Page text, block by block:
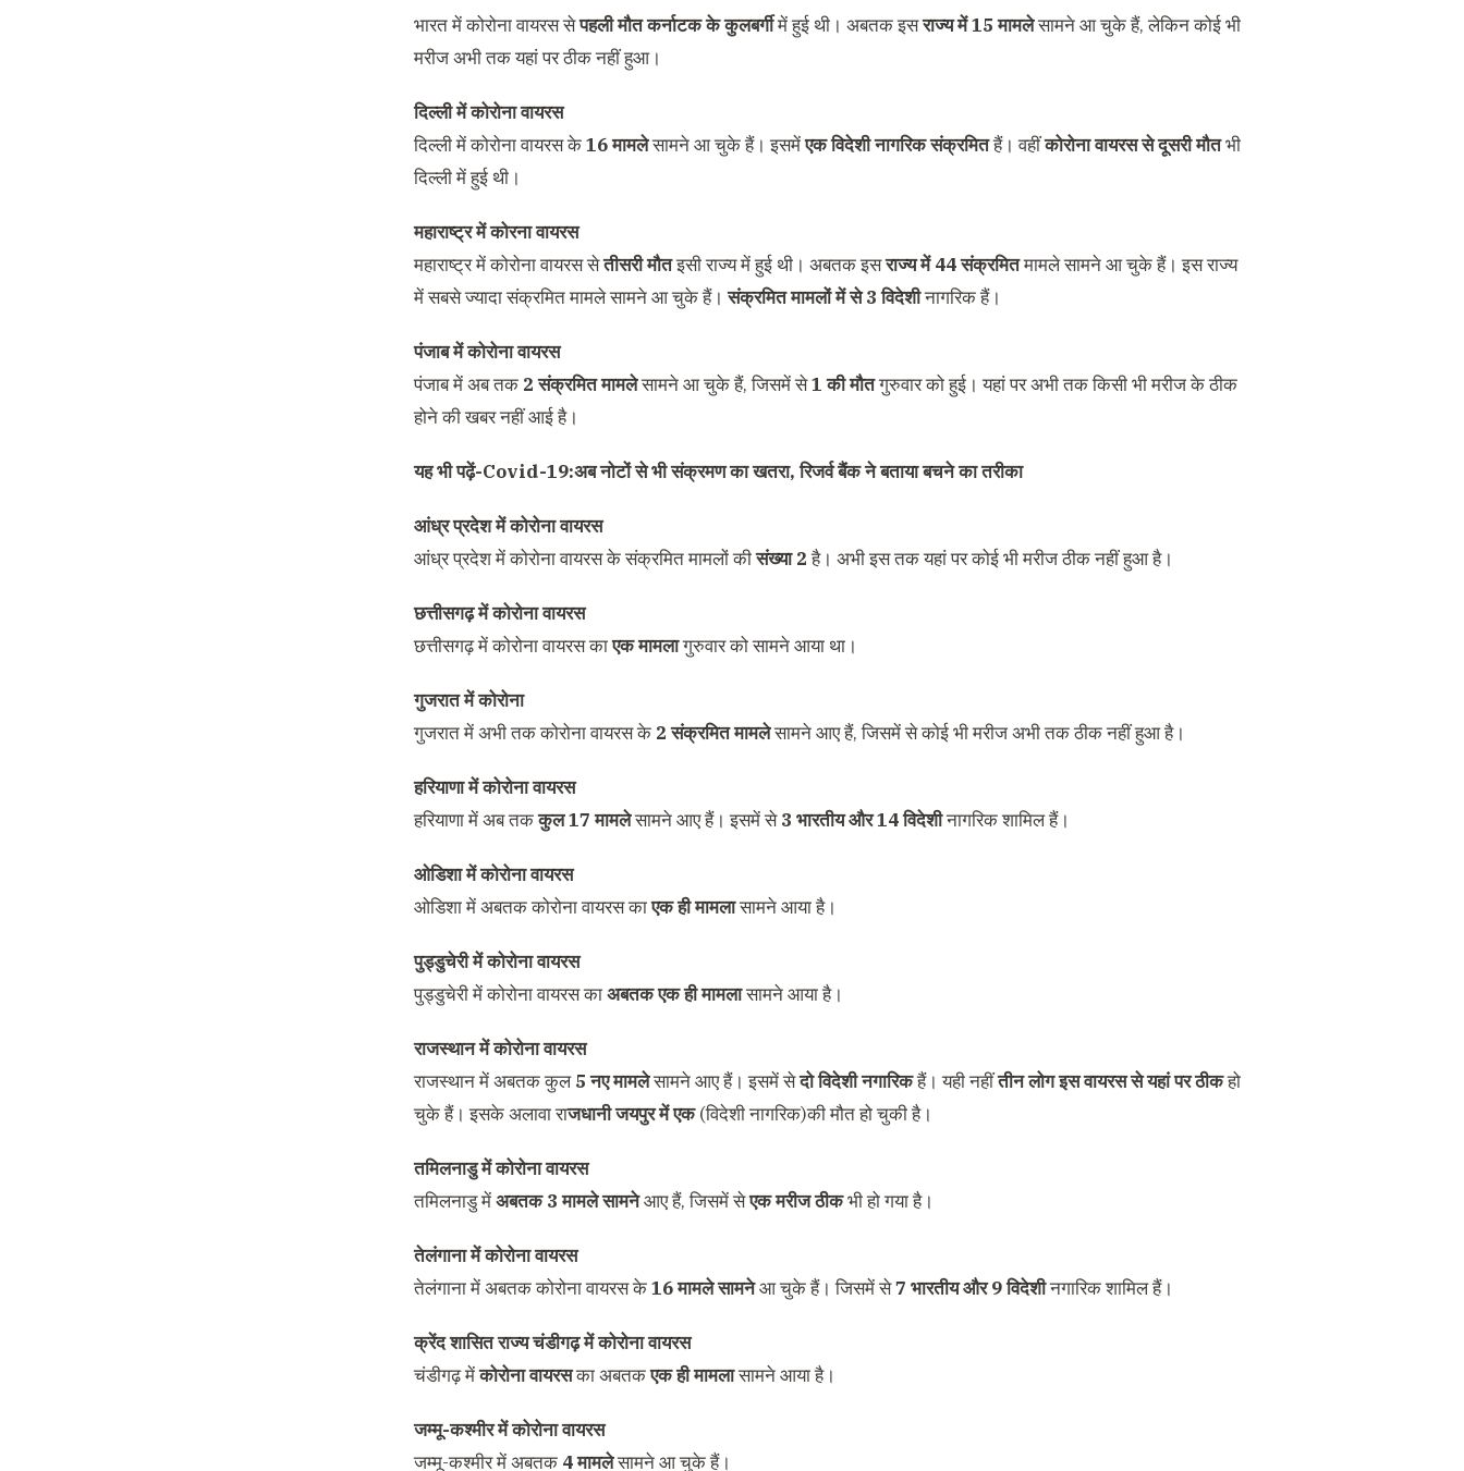
भारत में कोरोना वायरस सेपहली मौत कर्नाटक के कुलबर्गीमें हुई थी। अबतक इसराज्य में 15 मामलेसामने आ चुके हैं, लेकिन कोई भी
मरीज अभी तक यहां पर ठीक नहीं हुआ।
दिल्ली में कोरोना वायरस
दिल्ली में कोरोना वायरस के16 मामलेसामने आ चुके हैं। इसमेंएक विदेशी नागरिक संक्रमितहैं। वहींकोरोना वायरस से दूसरी मौतभी
दिल्ली में हुई थी।
महाराष्ट्र में कोरना वायरस
महाराष्ट्र में कोरोना वायरस सेतीसरी मौतइसी राज्य में हुई थी। अबतक इसराज्य में 44 संक्रमितमामले सामने आ चुके हैं। इस राज्य
में सबसे ज्यादा संक्रमित मामले सामने आ चुके हैं। संक्रमित मामलों में से 3 विदेशीनागरिक हैं।
पंजाब में कोरोना वायरस
पंजाब में अब तक 2 संक्रमित मामलेसामने आ चुके हैं, जिसमें से1 की मौतगुरुवार को हुई। यहां पर अभी तक किसी भी मरीज के ठीक
होने की खबर नहीं आई है।
यह भी पढ़ें-Covid-19:अब नोटों से भी संक्रमण का खतरा, रिजर्व बैंक ने बताया बचने का तरीका
आंध्र प्रदेश में कोरोना वायरस
आंध्र प्रदेश में कोरोना वायरस के संक्रमित मामलों कीसंख्या 2है। अभी इस तक यहां पर कोई भी मरीज ठीक नहीं हुआ है।
छत्तीसगढ़ में कोरोना वायरस
छत्तीसगढ़ में कोरोना वायरस काएक मामलागुरुवार को सामने आया था।
गुजरात में कोरोना
गुजरात में अभी तक कोरोना वायरस के 2 संक्रमित मामलेसामने आए हैं, जिसमें से कोई भी मरीज अभी तक ठीक नहीं हुआ है।
हरियाणा में कोरोना वायरस
हरियाणा में अब तककुल 17 मामलेसामने आए हैं। इसमें से3 भारतीय और 14 विदेशीनागरिक शामिल हैं।
ओडिशा में कोरोना वायरस
ओडिशा में अबतक कोरोना वायरस काएक ही मामलासामने आया है।
पुड्डुचेरी में कोरोना वायरस
पुड्डुचेरी में कोरोना वायरस काअबतक एक ही मामलासामने आया है।
राजस्थान में कोरोना वायरस
राजस्थान में अबतक कुल5 नए मामलेसामने आए हैं। इसमें सेदो विदेशी नगारिकहैं। यही नहींतीन लोग इस वायरस से यहां पर ठीकहो
चुके हैं। इसके अलावा राजधानी जयपुर में एक(विदेशी नागरिक)की मौत हो चुकी है।
तमिलनाडु में कोरोना वायरस
तमिलनाडु मेंअबतक 3 मामले सामनेआए हैं, जिसमें सेएक मरीज ठीकभी हो गया है।
तेलंगाना में कोरोना वायरस
तेलंगाना में अबतक कोरोना वायरस के16 मामले सामनेआ चुके हैं। जिसमें से7 भारतीय और 9 विदेशीनगारिक शामिल हैं।
क्रेंद शासित राज्य चंडीगढ़ में कोरोना वायरस
चंडीगढ़ मेंकोरोना वायरसका अबतकएक ही मामलासामने आया है।
जम्मू-कश्मीर में कोरोना वायरस
जम्मू-कश्मीर में अबतक 4 मामलेसामने आ चुके हैं।